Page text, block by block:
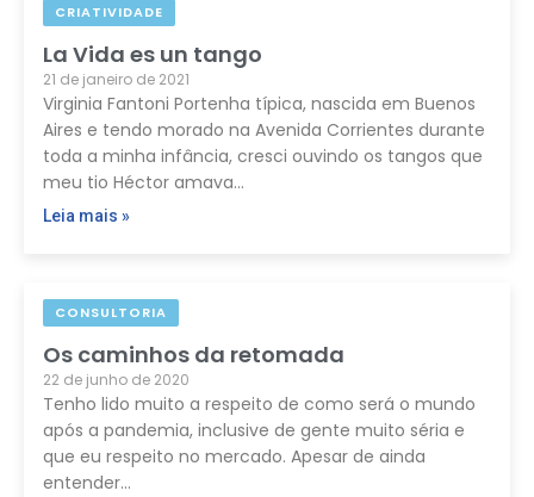
CRIATIVIDADE
La Vida es un tango
21 de janeiro de 2021
Virginia Fantoni Portenha típica, nascida em Buenos
Aires e tendo morado na Avenida Corrientes durante
toda a minha infância, cresci ouvindo os tangos que
meu tio Héctor amava…
Leia mais »
CONSULTORIA
Os caminhos da retomada
22 de junho de 2020
Tenho lido muito a respeito de como será o mundo
após a pandemia, inclusive de gente muito séria e
que eu respeito no mercado. Apesar de ainda
entender…